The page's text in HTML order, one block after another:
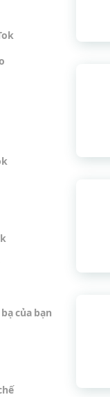
của bạn